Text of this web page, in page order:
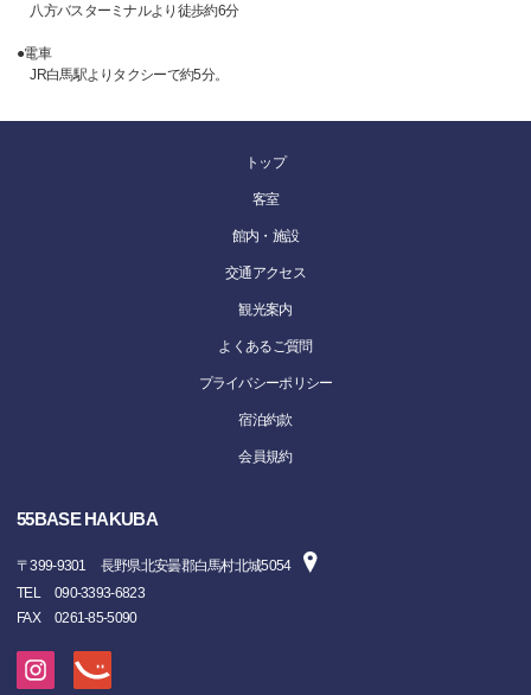
八方バスターミナルより徒歩約6分
●電車
JR白馬駅よりタクシーで約5分。
トップ
客室
館内・施設
交通アクセス
観光案内
よくあるご質問
プライバシーポリシー
宿泊約款
会員規約
55BASE HAKUBA
〒399-9301
長野県北安曇郡白馬村北城5054
TEL
090-3393-6823
FAX
0261-85-5090